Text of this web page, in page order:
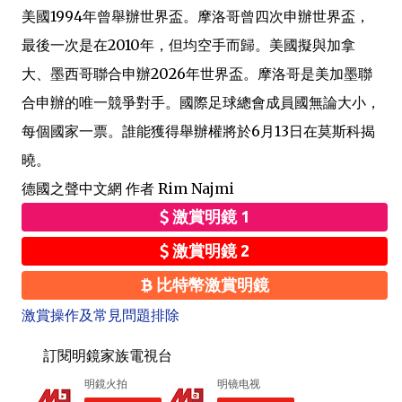
美國1994年曾舉辦世界盃。摩洛哥曾四次申辦世界盃，
最後一次是在2010年，但均空手而歸。美國擬與加拿
大、墨西哥聯合申辦2026年世界盃。摩洛哥是美加墨聯
合申辦的唯一競爭對手。國際足球總會成員國無論大小，
每個國家一票。誰能獲得舉辦權將於6月13日在莫斯科揭
曉。
德國之聲中文網 作者 Rim Najmi
激賞明鏡 1
激賞明鏡 2
比特幣激賞明鏡
激賞操作及常見問題排除
訂閱明鏡家族電視台